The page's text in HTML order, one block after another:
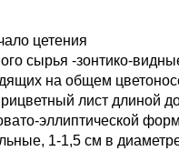
цетения
сырья -зонтико-
на общем
лист длиной
эллиптической
1-1,5 см в